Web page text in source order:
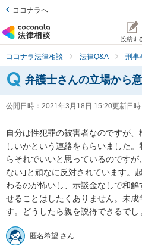
ココナラへ
投稿す
ココナラ法律相談 法律Q&A 刑事
弁護士さんの立場から
公開日時： 2021年3月18日 15:20更新日時
自分は性犯罪の被害者なのですが
しいかという連絡をもらいました
らそれでいいと思っているのです
ない｣と頑なに反対されています。
わるのが怖いし、示談金なしで和
せることはしたくありません。未
す。どうしたら親を説得できるでし
匿名希望 さん